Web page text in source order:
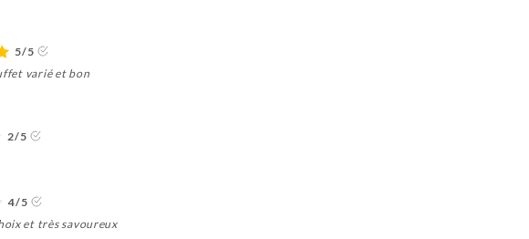
5/5
varié et bon
2/5
4/5
et très savoureux